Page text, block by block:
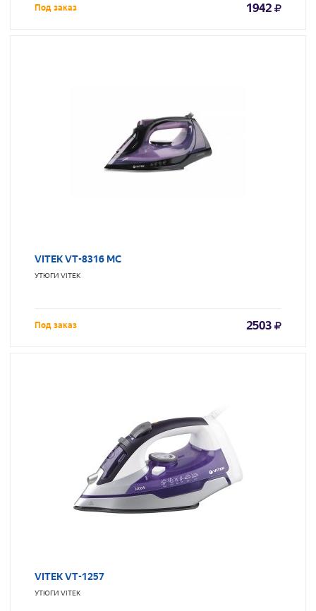
Под заказ 1942
VITEK VT-8316 MC
УТЮГИ VITEK
Под заказ 2503
VITEK VT-1257
УТЮГИ VITEK